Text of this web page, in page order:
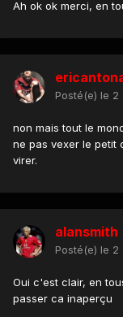
Ah ok ok merci, en
Posté(e) le 2
non mais tout le
ne pas vexer le petit
virer.
alansmith
Posté(e) le 2
Oui c'est clair, en
passer ca inaperçu